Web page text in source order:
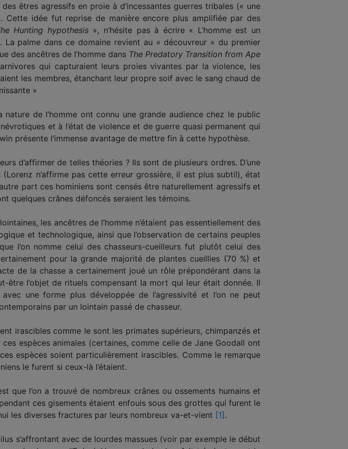
êtres agressifs en proie à d’incessantes guerres tribales (« une
Cette idée fut reprise de manière encore plus amplifiée par des
Hunting hypothesis», n’hésite pas à écrire « L’homme est un
palme dans ce domaine revient au « découvreur » du premier
des ancêtres de l’homme dans The Predatory Transition from Ape
qui capturaient leurs proies vivantes par la violence, les
les membres, étanchant leur propre soif avec le sang chaud de
»
de l’homme ont connu une grande audience chez le public
et à l’état de violence et de guerre quasi permanent qui
présente l’immense avantage de mettre fin à cette hypothèse.
d’affirmer de telles théories ? Ils sont de plusieurs ordres. D’une
n’affirme pas cette erreur grossière, il est plus subtil), état
part ces hominiens sont censés être naturellement agressifs et
quelques crânes défoncés seraient les témoins.
les ancêtres de l’homme n’étaient pas essentiellement des
et technologique, ainsi que l’observation de certains peuples
l’on nomme celui des chasseurs-cueilleurs fut plutôt celui des
pour la grande majorité de plantes cueillies (70 %) et
de la chasse a certainement joué un rôle prépondérant dans la
l’objet de rituels compensant la mort qui leur était donnée. Il
une forme plus développée de l’agressivité et l’on ne peut
par un lointain passé de chasseur.
irascibles comme le sont les primates supérieurs, chimpanzés et
espèces animales (certaines, comme celle de Jane Goodall ont
espèces soient particulièrement irascibles. Comme le remarque
le furent si ceux-là l’étaient.
que l’on a trouvé de nombreux crânes ou ossements humains et
ces gisements étaient enfouis sous des grottes qui furent le
les diverses fractures par leurs nombreux va-et-vient [1].
s’affrontant avec de lourdes massues (voir par exemple le début